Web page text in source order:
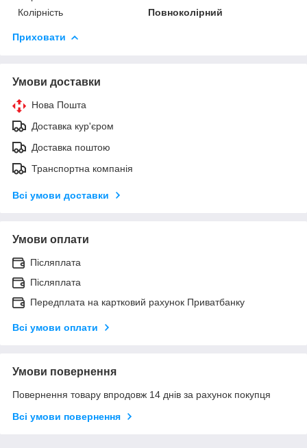
Колірність
Повноколірний
Приховати
Умови доставки
Нова Пошта
Доставка кур'єром
Доставка поштою
Транспортна компанія
Всі умови доставки
Умови оплати
Післяплата
Післяплата
Передплата на картковий рахунок Приватбанку
Всі умови оплати
Умови повернення
Повернення товару впродовж 14 днів за рахунок покупця
Всі умови повернення